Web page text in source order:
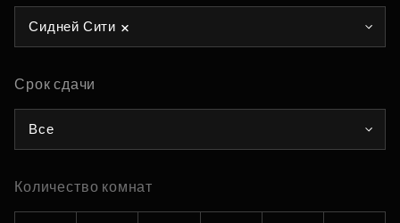
Сидней Сити
Срок сдачи
Все
Количество комнат